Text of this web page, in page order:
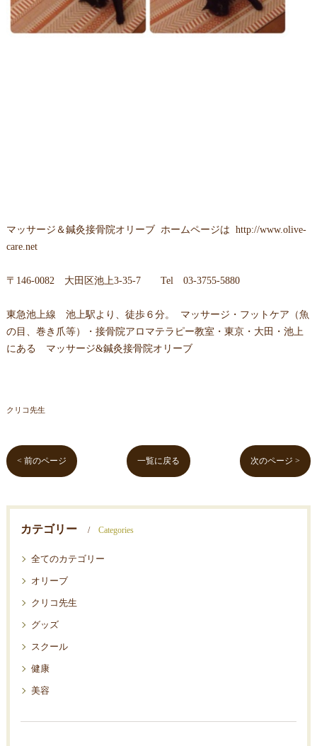
マッサージ＆鍼灸接骨院オリーブ ホームページは http://www.olive-
care.net
〒 146-0082 大田区池上3-35-7Tel 03-3755-5880
東急池上線 池上駅より、徒歩６分。 マッサージ・フットケア（魚
の目、巻き爪等）・接骨院アロマテラピー教室・東京・大田・池上
にある マッサージ&鍼灸接骨院オリーブ
クリコ先生
< 前のページ 一覧に戻る 次のページ >
カテゴリー Categories
全てのカテゴリー
オリーブ
クリコ先生
グッズ
スクール
健康
美容